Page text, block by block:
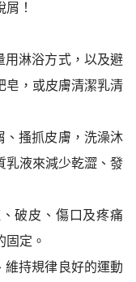
！
用淋浴方式，以及避
皂，或皮膚清潔乳清
、搔抓皮膚，洗澡沐
乳液來減少乾澀、發
破皮、傷口及疼痛
固定。
維持規律良好的運動